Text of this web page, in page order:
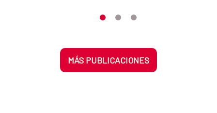
Desplaza el carrusel hasta su
Desplaza el carrusel hasta su
Desplaza el carrusel
MÁS PUBLICACIONES